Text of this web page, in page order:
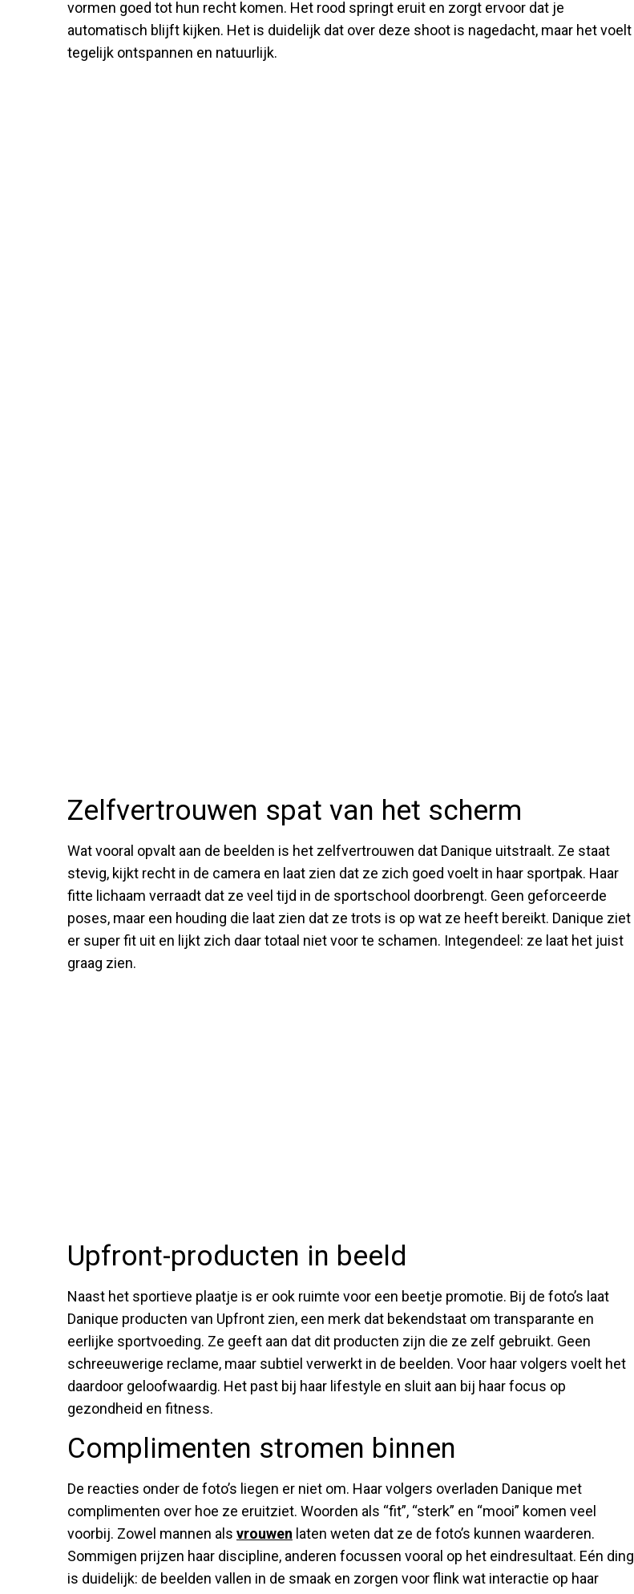
vormen goed tot hun recht komen. Het rood springt eruit en zorgt ervoor dat je
automatisch blijft kijken. Het is duidelijk dat over deze shoot is nagedacht, maar het voelt
tegelijk ontspannen en natuurlijk.
Zelfvertrouwen spat van het scherm
Wat vooral opvalt aan de beelden is het zelfvertrouwen dat Danique uitstraalt. Ze staat
stevig, kijkt recht in de camera en laat zien dat ze zich goed voelt in haar sportpak. Haar
fitte lichaam verraadt dat ze veel tijd in de sportschool doorbrengt. Geen geforceerde
poses, maar een houding die laat zien dat ze trots is op wat ze heeft bereikt. Danique ziet
er super fit uit en lijkt zich daar totaal niet voor te schamen. Integendeel: ze laat het juist
graag zien.
Upfront-producten in beeld
Naast het sportieve plaatje is er ook ruimte voor een beetje promotie. Bij de foto’s laat
Danique producten van Upfront zien, een merk dat bekendstaat om transparante en
eerlijke sportvoeding. Ze geeft aan dat dit producten zijn die ze zelf gebruikt. Geen
schreeuwerige reclame, maar subtiel verwerkt in de beelden. Voor haar volgers voelt het
daardoor geloofwaardig. Het past bij haar lifestyle en sluit aan bij haar focus op
gezondheid en fitness.
Complimenten stromen binnen
De reacties onder de foto’s liegen er niet om. Haar volgers overladen Danique met
complimenten over hoe ze eruitziet. Woorden als “fit”, “sterk” en “mooi” komen veel
voorbij. Zowel mannen als vrouwen laten weten dat ze de foto’s kunnen waarderen.
Sommigen prijzen haar discipline, anderen focussen vooral op het eindresultaat. Eén ding
is duidelijk: de beelden vallen in de smaak en zorgen voor flink wat interactie op haar